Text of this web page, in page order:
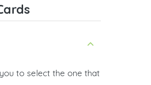
to select the one that